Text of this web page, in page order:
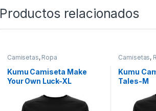
Productos relacionados
Camisetas, Ropa
Kumu Camiseta Make
Your Own Luck-XL
Camisetas,
Kumu
Tales-M